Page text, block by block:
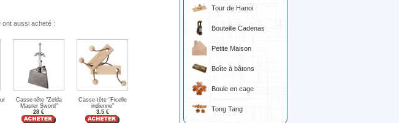
ont aussi acheté :
Casse-tête "Zelda
Master Sword"
28 €
Casse-tête "Ficelle
indienne"
3.5 €
Tour de Hanoi
Bouteille Cadenas
Petite Maison
Boîte à bâtons
Boule en cage
Tong Tang